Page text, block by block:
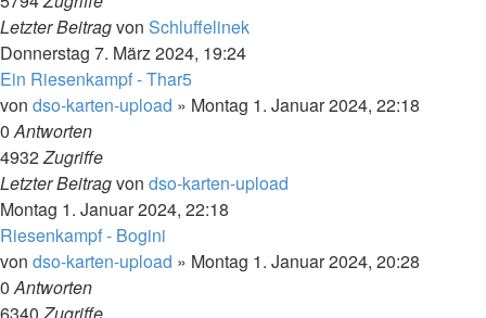
Letzter Beitragvon Schluffelinek
Donnerstag 7. März 2024, 19:24
Ein Riesenkampf - Thar5
von dso-karten-upload » Montag 1. Januar 2024, 22:18
0Antworten
4932Zugriffe
Letzter Beitragvon dso-karten-upload
Montag 1. Januar 2024, 22:18
Riesenkampf - Bogini
von dso-karten-upload » Montag 1. Januar 2024, 20:28
0Antworten